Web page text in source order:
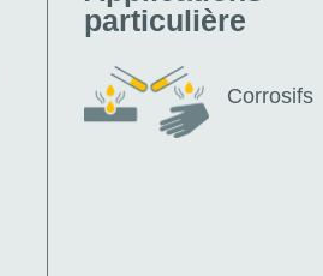
particulière
Corrosifs